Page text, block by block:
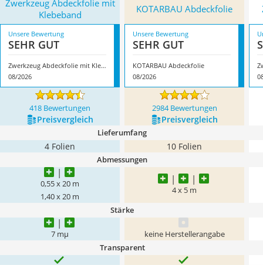
Zwerkzeug Abdeckfolie mit
Klebeband
KOTARBAU Abdeckfolie
Unsere Bewertung
SEHR GUT
Zwerkzeug Abdeckfolie mit Klebeband
08/2026
Unsere Bewertung
SEHR GUT
KOTARBAU Abdeckfolie
08/2026
418 Bewertungen 2984 Bewertungen
Preis­vergleich Preis­vergleich
Lieferumfang
4 Folien 10 Folien
Abmessungen
0,55 x 20 m
1,40 x 20 m
4 x 5 m
Stärke
7 mμ keine Herstellerangabe
Transparent